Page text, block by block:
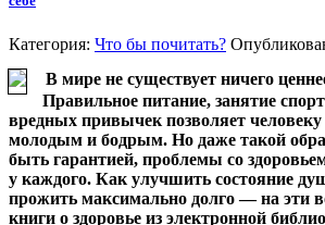
Категория: Что бы почитать?
В мире не существует ничего
Правильное питание, занятие
вредных привычек позволяет человеку
молодым и бодрым. Но даже такой
быть гарантией, проблемы со
у каждого. Как улучшить состояние
прожить максимально долго — на эти
книги о здоровье из электронной